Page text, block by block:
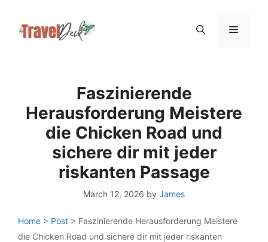
Menu
Faszinierende
Herausforderung Meistere
die Chicken Road und
sichere dir mit jeder
riskanten Passage
March 12, 2026 by James
Home > Post > Faszinierende Herausforderung Meistere
die Chicken Road und sichere dir mit jeder riskanten